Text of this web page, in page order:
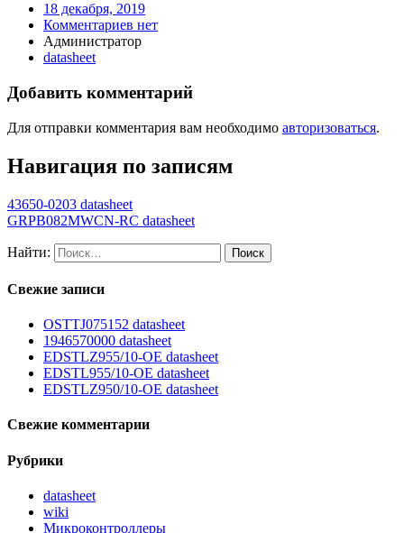
18 декабря, 2019
Комментариев нет
Администратор
datasheet
Добавить комментарий
Для отправки комментария вам необходимо авторизоваться.
Навигация по записям
43650-0203 datasheet
GRPB082MWCN-RC datasheet
Найти:
Свежие записи
OSTTJ075152 datasheet
1946570000 datasheet
EDSTLZ955/10-OE datasheet
EDSTL955/10-OE datasheet
EDSTLZ950/10-OE datasheet
Свежие комментарии
Рубрики
datasheet
wiki
Микроконтроллеры